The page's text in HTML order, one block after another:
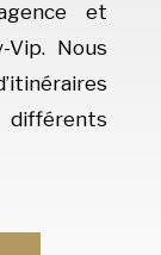
et
Vip. Nous